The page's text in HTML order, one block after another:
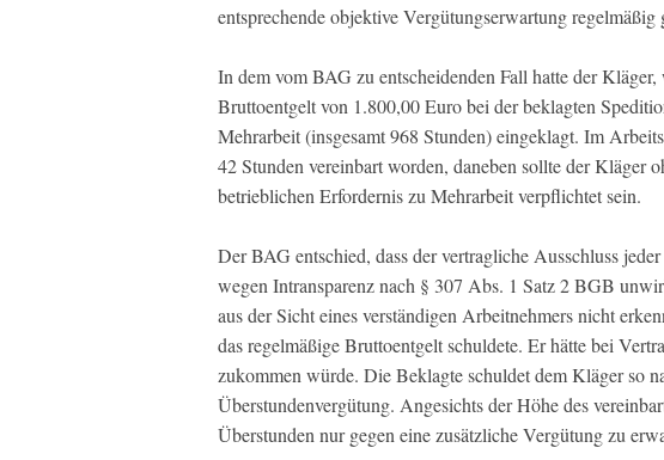
entsprechende objektive Vergütungserwartung regelmäßig
In dem vom BAG zu entscheidenden Fall hatte der
Bruttoentgelt von 1.800,00 Euro bei der beklagten
Mehrarbeit (insgesamt 968 Stunden) eingeklagt. Im
42 Stunden vereinbart worden, daneben sollte der Kläger
betrieblichen Erfordernis zu Mehrarbeit verpflichtet sein.
Der BAG entschied, dass der vertragliche Ausschluss
wegen Intransparenz nach § 307 Abs. 1 Satz 2 BGB
aus der Sicht eines verständigen Arbeitnehmers nicht
das regelmäßige Bruttoentgelt schuldete. Er hätte bei
zukommen würde. Die Beklagte schuldet dem Kläger so
Überstundenvergütung. Angesichts der Höhe des
Überstunden nur gegen eine zusätzliche Vergütung zu